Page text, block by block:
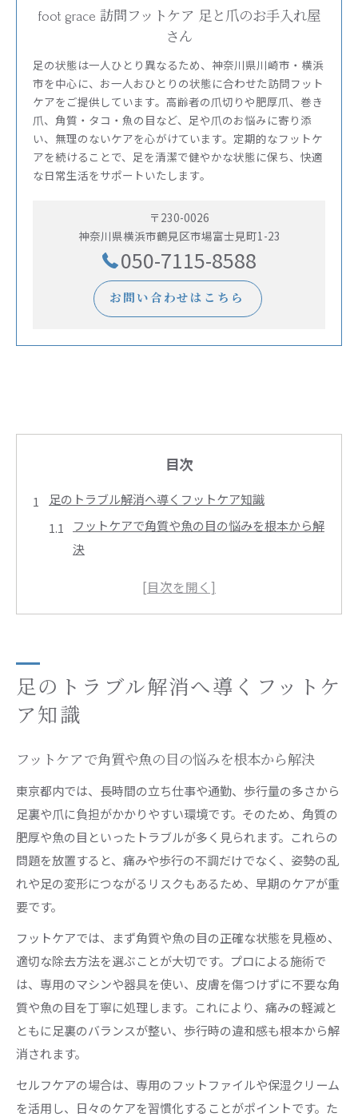
foot grace 訪問フットケア 足と爪のお手入れ屋
さん
足の状態は一人ひとり異なるため、神奈川県川崎市・横浜
市を中心に、お一人おひとりの状態に合わせた訪問フット
ケアをご提供しています。高齢者の爪切りや肥厚爪、巻き
爪、角質・タコ・魚の目など、足や爪のお悩みに寄り添
い、無理のないケアを心がけています。定期的なフットケ
アを続けることで、足を清潔で健やかな状態に保ち、快適
な日常生活をサポートいたします。
〒230-0026
神奈川県横浜市鶴見区市場富士見町1-23
050-7115-8588
お問い合わせはこちら
目次
足のトラブル解消へ導くフットケア知識
フットケアで角質や魚の目の悩みを根本から解
決
初めてでも安心なフットケアサロン選びのコツ
足の爪や角質除去を通じたセルフフットケア法
現代女性が知るべき滋養とフットケア法
滋養重視のフットケアで美しい足を長く保つ秘
フットケアにおすすめの保湿と栄養補給のポイ
ント
立ち仕事女性に役立つセルフフットケア習慣の
作り方
フットケア資格取得で実現する新しい働き方
フットケア資格一覧と取得後のキャリアパス紹
介
フットケア資格がもたらす現場での活躍事例
資格取得で目指せるフットケアサロンの働き方
改革
足のトラブル解消へ導くフットケ
ア知識
フットケアで角質や魚の目の悩みを根本から解決
東京都内では、長時間の立ち仕事や通勤、歩行量の多さから
足裏や爪に負担がかかりやすい環境です。そのため、角質の
肥厚や魚の目といったトラブルが多く見られます。これらの
問題を放置すると、痛みや歩行の不調だけでなく、姿勢の乱
れや足の変形につながるリスクもあるため、早期のケアが重
要です。
フットケアでは、まず角質や魚の目の正確な状態を見極め、
適切な除去方法を選ぶことが大切です。プロによる施術で
は、専用のマシンや器具を使い、皮膚を傷つけずに不要な角
質や魚の目を丁寧に処理します。これにより、痛みの軽減と
ともに足裏のバランスが整い、歩行時の違和感も根本から解
消されます。
セルフケアの場合は、専用のフットファイルや保湿クリーム
を活用し、日々のケアを習慣化することがポイントです。た